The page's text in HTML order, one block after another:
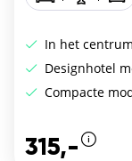
In het
Designhotel
Compacte
315,-